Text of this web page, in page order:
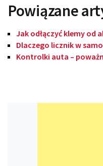
Powiązane
Jak odłączyć klemy od
Dlaczego licznik w
Kontrolki auta –